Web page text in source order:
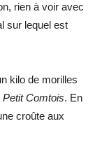
rien à voir avec
sur lequel est
kilo de morilles
Petit Comtois. En
croûte aux